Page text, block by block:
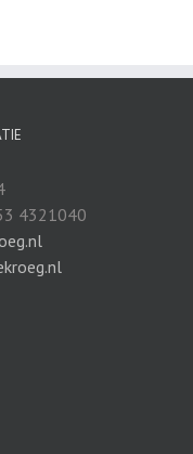
4321040